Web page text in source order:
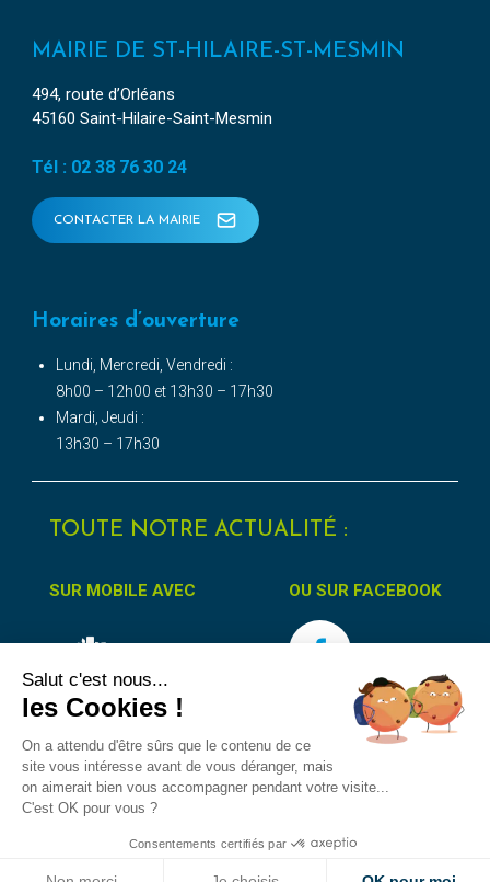
MAIRIE DE ST-HILAIRE-ST-MESMIN
494, route d’Orléans
45160 Saint-Hilaire-Saint-Mesmin
Tél : 02 38 76 30 24
CONTACTER LA MAIRIE
Horaires d’ouverture
Lundi, Mercredi, Vendredi :
8h00 – 12h00 et 13h30 – 17h30
Mardi, Jeudi :
13h30 – 17h30
TOUTE NOTRE ACTUALITÉ :
SUR MOBILE AVEC OU SUR FACEBOOK
Protection des données
Salut c'est nous...
les Cookies !
On a attendu d'être sûrs que le contenu de ce
site vous intéresse avant de vous déranger, mais
on aimerait bien vous accompagner pendant votre visite...
C'est OK pour vous ?
Consentements certifiés par